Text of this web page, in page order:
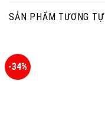
SẢN PHẨM TƯƠNG TỰ
-34%